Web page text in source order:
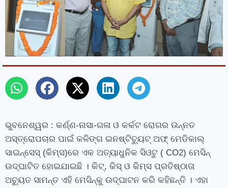
ଭୁବନେଶ୍ୱର : କର୍ଣ୍ଣ-ନାସା-ଗଳା ଓ କର୍କଟ ରୋଗର ଉନ୍ନତ
ଅସ୍ତ୍ରୋପଚାର ପାଇଁ କଳିଙ୍ଗ ଇନଷ୍ଟିଚ୍ୟୁଟ୍ ଅଫ୍ ମେଡିକାଲ୍
ସାଇନ୍ସେସ୍ (କିମ୍‍ସ)ରେ ଏକ ଅତ୍ୟାଧୁନିକ ସିଓଟୁ ( CO2) ମେସିନ୍‍
ଉଦ୍‍ଘାଟିତ ହୋଇଯାଇଛି । କିଟ୍‍, କିସ୍‍ ଓ କିମ୍‍ସ ପ୍ରତିଷ୍ଠାତା
ଅଚ୍ୟୁତ ସାମନ୍ତ ଏହି ମେସିନ୍‍କୁ ଉଦ୍‍ଘାଟନ କରି କହିଛନ୍ତି । ଏହା